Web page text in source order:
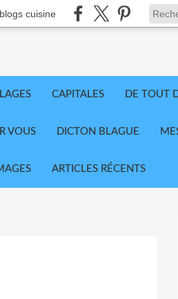
cuisine
CAPITALES DE TOUT
VOUS DICTON BLAGUE
ARTICLES RÉCENTS